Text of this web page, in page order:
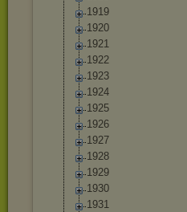
1919
1920
1921
1922
1923
1924
1925
1926
1927
1928
1929
1930
1931